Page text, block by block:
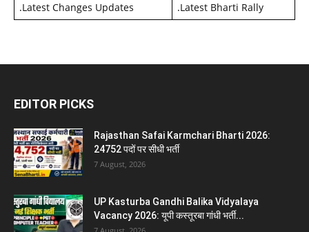
.Latest Changes Updates .Latest Bharti Rally
EDITOR PICKS
Rajasthan Safai Karmchari Bharti 2026:
24752 पदों पर सीधी भर्ती
7 August, 2026
UP Kasturba Gandhi Balika Vidyalaya
Vacancy 2026: यूपी कस्तूरबा गांधी भर्ती...